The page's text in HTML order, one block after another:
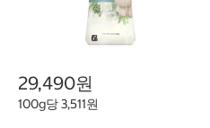
29,490원
100g당 3,511원